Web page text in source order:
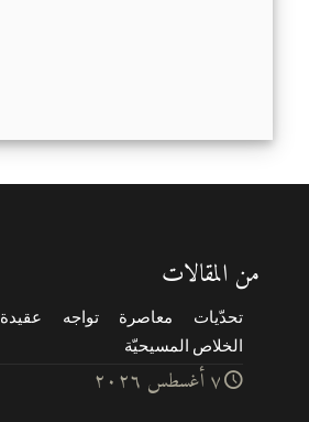
من المقالات
تحدّيات معاصرة تواجه عقيدة
الخلاص المسيحيّة
۷ أغسطس ۲۰۲٦